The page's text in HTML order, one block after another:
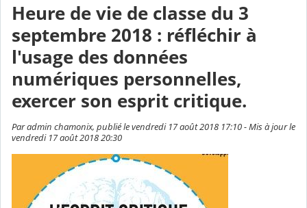
Heure de vie de classe du 3
septembre 2018 : réfléchir à
l'usage des données
numériques personnelles,
exercer son esprit critique.
Par admin chamonix, publié le vendredi 17 août 2018 17:10 - Mis à jour le
vendredi 17 août 2018 20:30